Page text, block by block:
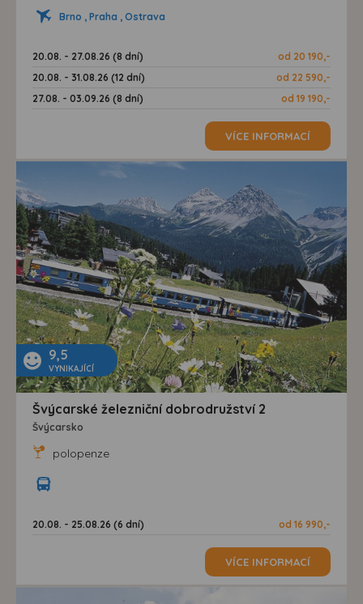
Brno , Praha , Ostrava
20.08. - 27.08.26 (8 dní)
od 20 190,-
20.08. - 31.08.26 (12 dní)
od 22 590,-
27.08. - 03.09.26 (8 dní)
od 19 190,-
VÍCE INFORMACÍ
9,5
VYNIKAJÍCÍ
Švýcarské železniční dobrodružství 2
Švýcarsko
polopenze
20.08. - 25.08.26 (6 dní) od 16 990,-
VÍCE INFORMACÍ